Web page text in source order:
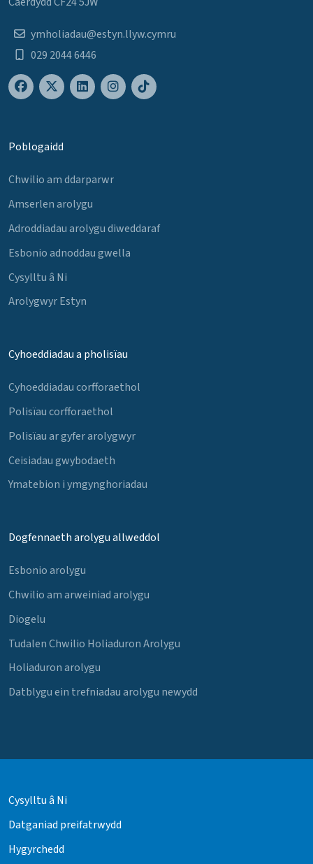
ymholiadau@estyn.llyw.cymru
029 2044 6446
Poblogaidd
Chwilio am ddarparwr
Amserlen arolygu
Adroddiadau arolygu diweddaraf
Esbonio adnoddau gwella
Cysylltu â Ni
Arolygwyr Estyn
Cyhoeddiadau a pholisïau
Cyhoeddiadau corfforaethol
Polisïau corfforaethol
Polisïau ar gyfer arolygwyr
Ceisiadau gwybodaeth
Ymatebion i ymgynghoriadau
Dogfennaeth arolygu allweddol
Esbonio arolygu
Chwilio am arweiniad arolygu
Diogelu
Tudalen Chwilio Holiaduron Arolygu
Holiaduron arolygu
Datblygu ein trefniadau arolygu newydd
Cysylltu â Ni
Datganiad preifatrwydd
Hygyrchedd